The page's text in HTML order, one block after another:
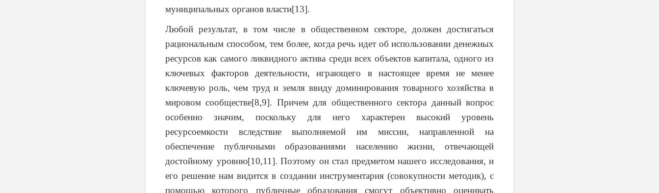
муниципальных органов власти[13].
Любой результат, в том числе в общественном секторе, должен достигаться
рациональным способом, тем более, когда речь идет об использовании денежных
ресурсов как самого ликвидного актива среди всех объектов капитала, одного из
ключевых факторов деятельности, играющего в настоящее время не менее
ключевую роль, чем труд и земля ввиду доминирования товарного хозяйства в
мировом сообществе[8,9]. Причем для общественного сектора данный вопрос
особенно значим, поскольку для него характерен высокий уровень
ресурсоемкости вследствие выполняемой им миссии, направленной на
обеспечение публичными образованиями населению жизни, отвечающей
достойному уровню[10,11]. Поэтому он стал предметом нашего исследования, и
его решение нам видится в создании инструментария (совокупности методик), с
помощью которого публичные образования смогут объективно оценивать